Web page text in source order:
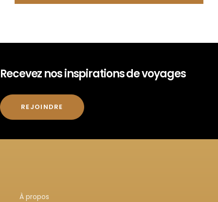
Recevez nos inspirations de voyages
REJOINDRE
À propos